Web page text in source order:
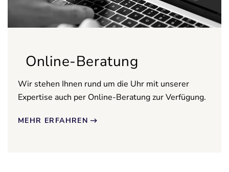
Online-Beratung
Wir stehen Ihnen rund um die Uhr mit unserer
Expertise auch per Online-Beratung zur Verfügung.
MEHR ERFAHREN